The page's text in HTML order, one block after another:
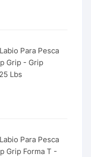
Para Pesca
Grip - Grip
Lbs
Para Pesca
Grip Forma T -